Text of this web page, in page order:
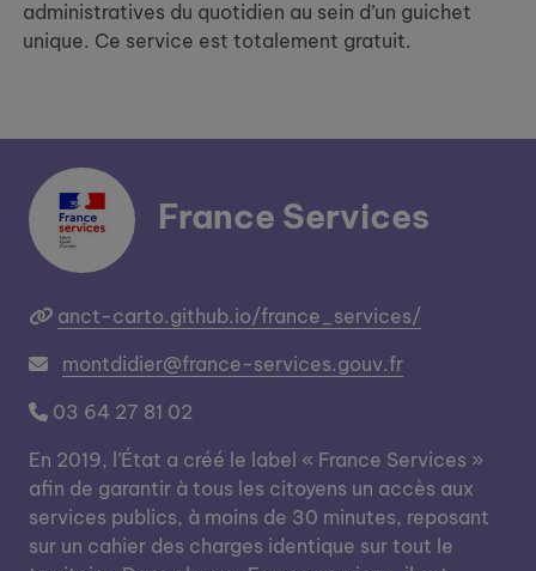
administratives du quotidien au sein d’un guichet
unique. Ce service est totalement gratuit.
France Services
anct-carto.github.io/france_services/
montdidier@france-services.gouv.fr
03 64 27 81 02
En 2019, l’État a créé le label « France Services »
afin de garantir à tous les citoyens un accès aux
services publics, à moins de 30 minutes, reposant
sur un cahier des charges identique sur tout le